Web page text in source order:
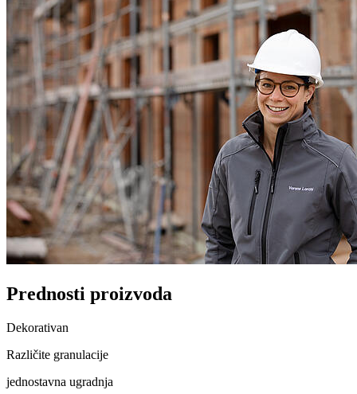
Prednosti proizvoda
Dekorativan
Različite granulacije
jednostavna ugradnja